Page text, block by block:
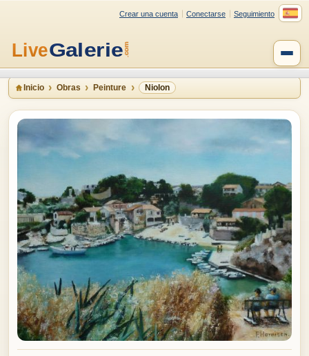
Crear una cuenta Conectarse Seguimiento
Inicio Obras Peinture Niolon